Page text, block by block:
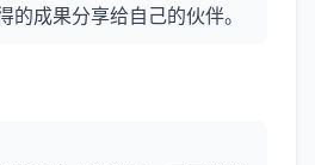
的成果分享给自己的伙伴。